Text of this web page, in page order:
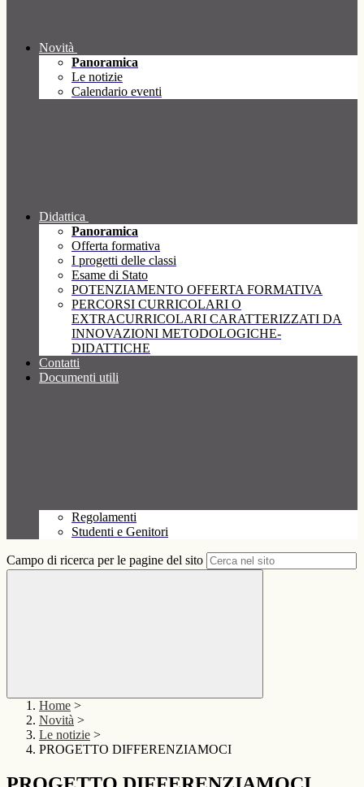
Novità
Panoramica
Le notizie
Calendario eventi
Didattica
Panoramica
Offerta formativa
I progetti delle classi
Esame di Stato
POTENZIAMENTO OFFERTA FORMATIVA
PERCORSI CURRICOLARI O
EXTRACURRICOLARI CARATTERIZZATI DA
INNOVAZIONI METODOLOGICHE-
DIDATTICHE
Contatti
Documenti utili
Regolamenti
Studenti e Genitori
Campo di ricerca per le pagine del sito
Home >
Novità >
Le notizie >
PROGETTO DIFFERENZIAMOCI